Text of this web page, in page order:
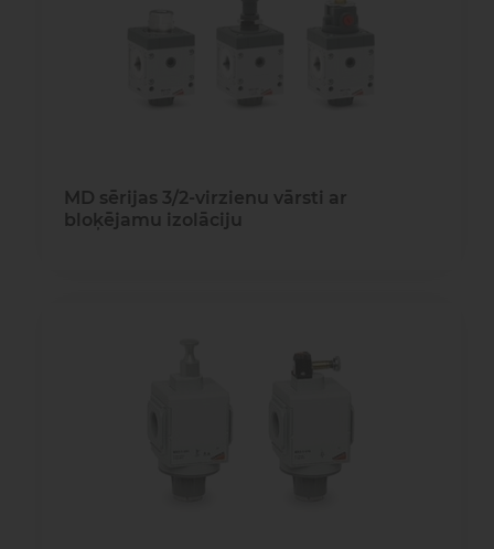
MD sērijas 3/2-virzienu vārsti ar
bloķējamu izolāciju